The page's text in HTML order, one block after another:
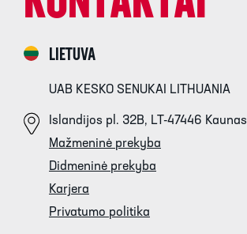
LIETUVA
UAB KESKO SENUKAI LITHUANIA
Islandijos pl. 32B, LT-47446 Kaunas
Mažmeninė prekyba
Didmeninė prekyba
Karjera
Privatumo politika